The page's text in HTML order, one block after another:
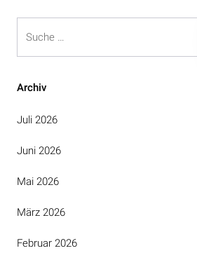
Archiv
Juli 2026
Juni 2026
Mai 2026
März 2026
Februar 2026